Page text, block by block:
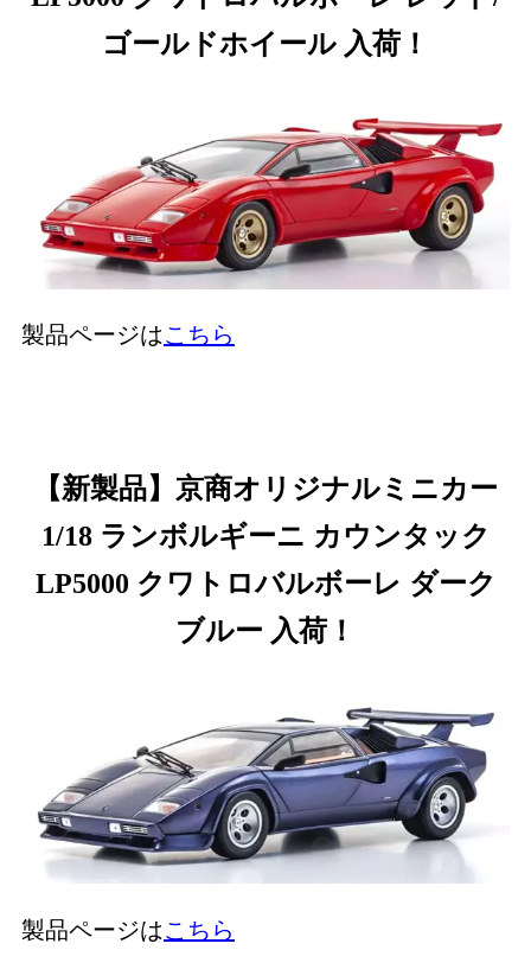
ゴールドホイール 入荷！
製品ページはこちら
【新製品】京商オリジナルミニカー
1/18 ランボルギーニ カウンタック
LP5000 クワトロバルボーレ ダーク
ブルー 入荷！
製品ページはこちら